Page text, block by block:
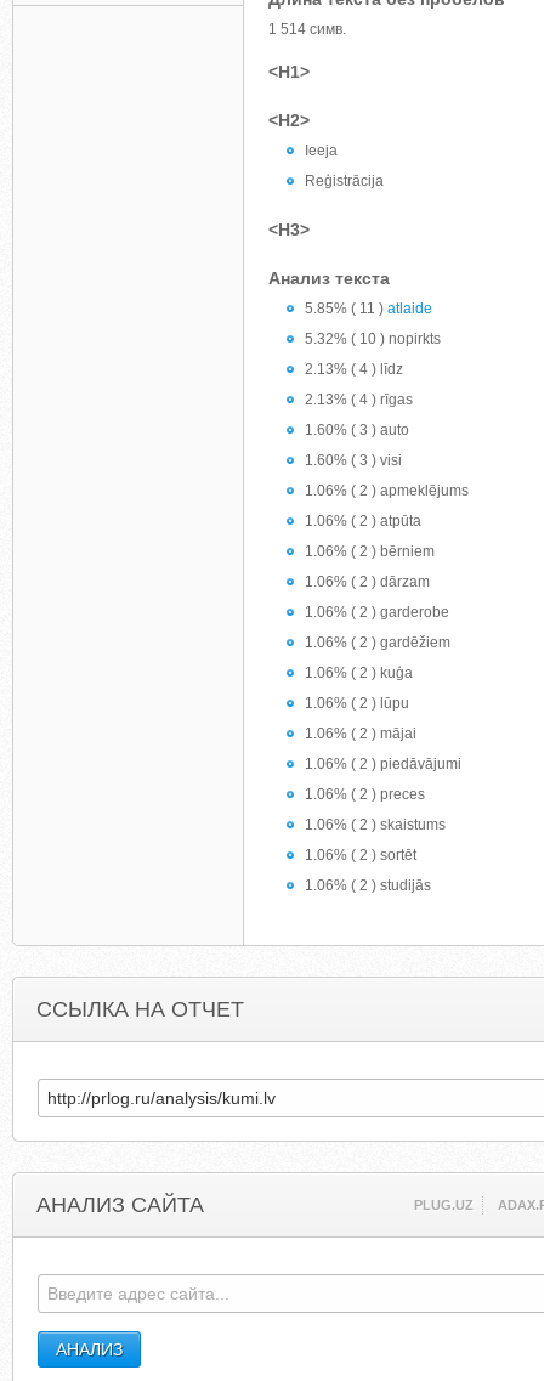
1 514 симв.
<H1>
<H2>
Ieeja
Reģistrācija
<H3>
Анализ текста
5.85% ( 11 ) atlaide
5.32% ( 10 ) nopirkts
2.13% ( 4 ) līdz
2.13% ( 4 ) rīgas
1.60% ( 3 ) auto
1.60% ( 3 ) visi
1.06% ( 2 ) apmeklējums
1.06% ( 2 ) atpūta
1.06% ( 2 ) bērniem
1.06% ( 2 ) dārzam
1.06% ( 2 ) garderobe
1.06% ( 2 ) gardēžiem
1.06% ( 2 ) kuģa
1.06% ( 2 ) lūpu
1.06% ( 2 ) mājai
1.06% ( 2 ) piedāvājumi
1.06% ( 2 ) preces
1.06% ( 2 ) skaistums
1.06% ( 2 ) sortēt
1.06% ( 2 ) studijās
ССЫЛКА НА ОТЧЕТ
АНАЛИЗ САЙТА PLUG.UZ